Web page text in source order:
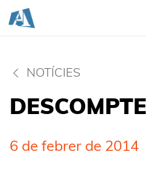
NOTÍCIES
6 de febrer de 2014